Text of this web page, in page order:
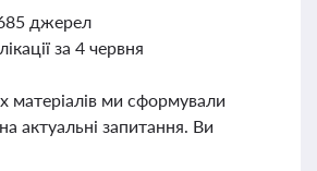
джерел
за 4 червня
матеріалів ми сформували
актуальні запитання. Ви